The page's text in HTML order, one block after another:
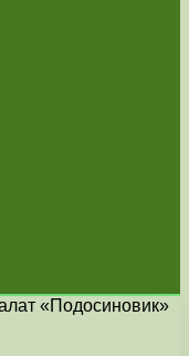
«Подосиновик»